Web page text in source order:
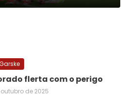
flerta com o perigo
outubro de 2025